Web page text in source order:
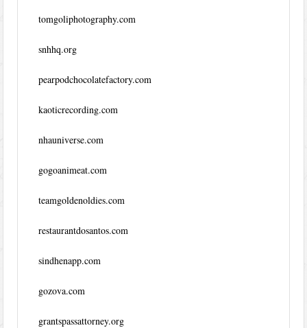
tomgoliphotography.com
snhhq.org
pearpodchocolatefactory.com
kaoticrecording.com
nhauniverse.com
gogoanimeat.com
teamgoldenoldies.com
restaurantdosantos.com
sindhenapp.com
gozova.com
grantspassattorney.org